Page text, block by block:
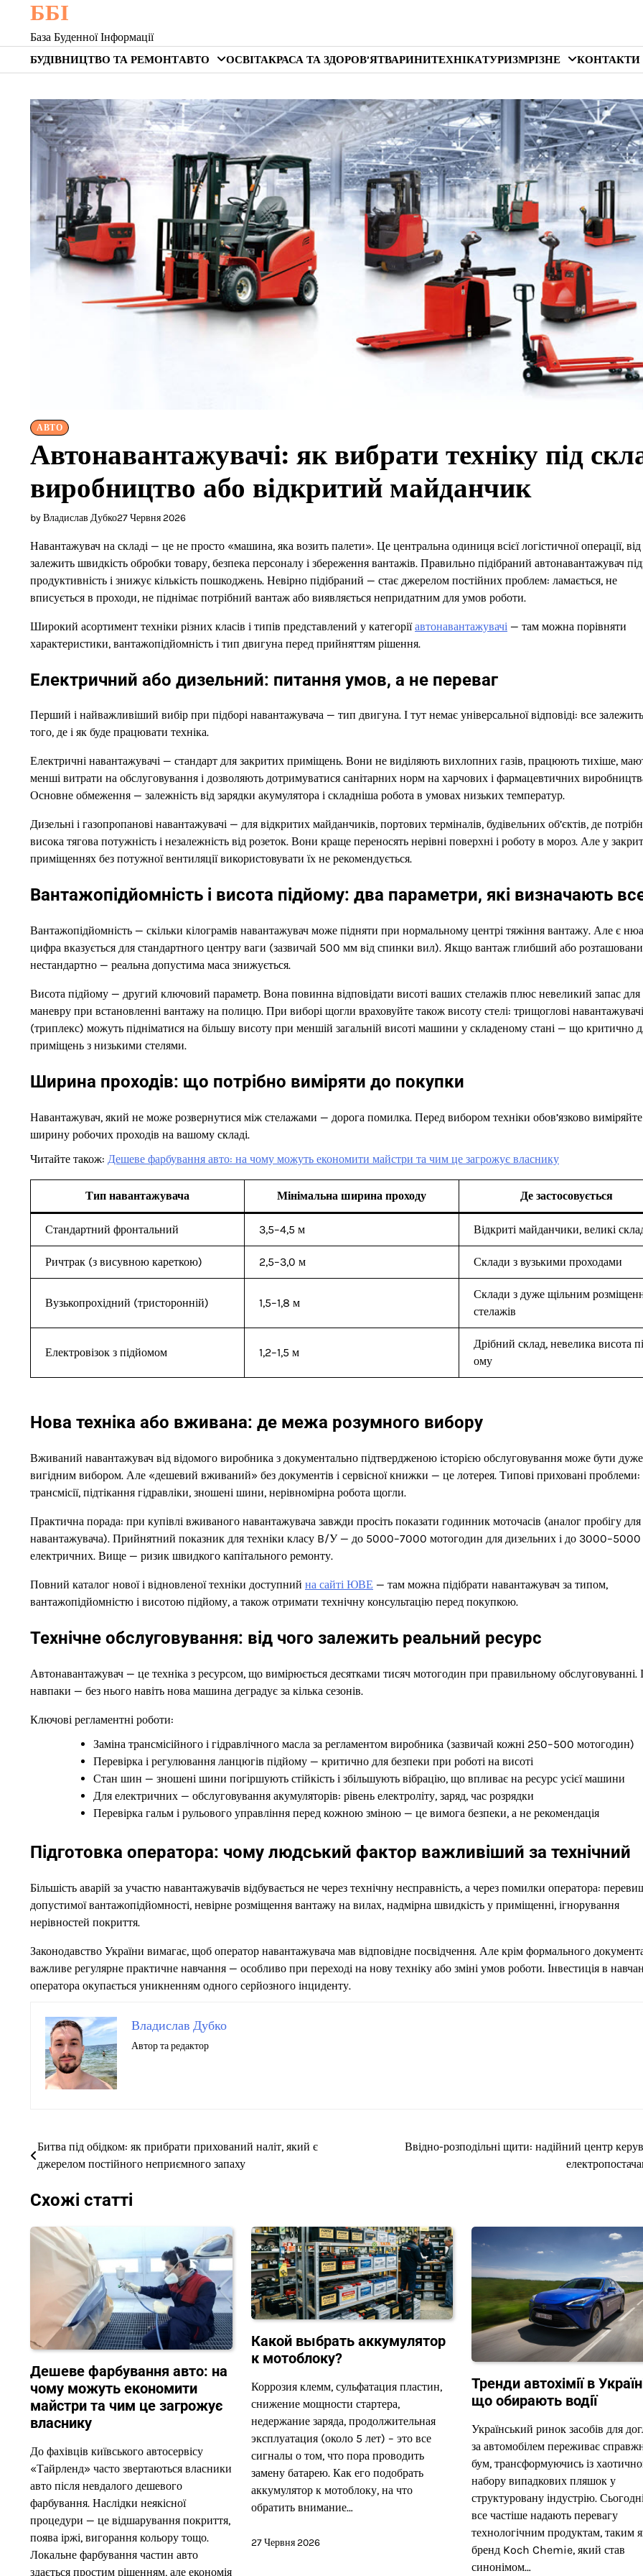
content
ББІ
База Буденної Інформації
БУДІВНИЦТВО ТА РЕМОНТАВТО ОСВІТАКРАСА ТА ЗДОРОВ’ЯТВАРИНИТЕХНІКАТУРИЗМРІЗНЕ КОНТАКТИ
АВТО
Автонавантажувачі: як вибрати техніку під
виробництво або відкритий майданчик
by Владислав Дубко27 Червня 2026
Навантажувач на складі — це не просто «машина, яка возить палети». Це центральна одиниця всієї логістичної операції, від
залежить швидкість обробки товару, безпека персоналу і збереження вантажів. Правильно підібраний автонавантажувач
продуктивність і знижує кількість пошкоджень. Невірно підібраний — стає джерелом постійних проблем: ламається, не
вписується в проходи, не піднімає потрібний вантаж або виявляється непридатним для умов роботи.
Широкий асортимент техніки різних класів і типів представлений у категоріїавтонавантажувачі — там можна порівняти
характеристики, вантажопідйомність і тип двигуна перед прийняттям рішення.
Електричний або дизельний: питання умов, а не переваг
Перший і найважливіший вибір при підборі навантажувача — тип двигуна. І тут немає універсальної відповіді: все
того, де і як буде працювати техніка.
Електричні навантажувачі — стандарт для закритих приміщень. Вони не виділяють вихлопних газів, працюють тихіше,
менші витрати на обслуговування і дозволяють дотримуватися санітарних норм на харчових і фармацевтичних
Основне обмеження — залежність від зарядки акумулятора і складніша робота в умовах низьких температур.
Дизельні і газопропанові навантажувачі — для відкритих майданчиків, портових терміналів, будівельних об’єктів, де
висока тягова потужність і незалежність від розеток. Вони краще переносять нерівні поверхні і роботу в мороз. Але у
приміщеннях без потужної вентиляції використовувати їх не рекомендується.
Вантажопідйомність і висота підйому: два параметри, які визначають
Вантажопідйомність — скільки кілограмів навантажувач може підняти при нормальному центрі тяжіння вантажу. Але є
цифра вказується для стандартного центру ваги (зазвичай 500 мм від спинки вил). Якщо вантаж глибший або
нестандартно — реальна допустима маса знижується.
Висота підйому — другий ключовий параметр. Вона повинна відповідати висоті ваших стелажів плюс невеликий запас для
маневру при встановленні вантажу на полицю. При виборі щогли враховуйте також висоту стелі: трищоглові навантажувачі
(триплекс) можуть підніматися на більшу висоту при меншій загальній висоті машини у складеному стані — що критично
приміщень з низькими стелями.
Ширина проходів: що потрібно виміряти до покупки
Навантажувач, який не може розвернутися між стелажами — дорога помилка. Перед вибором техніки обов’язково виміряйте
ширину робочих проходів на вашому складі.
Читайте також: Дешеве фарбування авто: на чому можуть економити майстри та чим це загрожує власнику
Тип навантажувача Мінімальна ширина проходу Де застосовується
Стандартний фронтальний 3,5–4,5 м Відкриті майданчики, великі
Ричтрак (з висувною кареткою) 2,5–3,0 м Склади з вузькими проходами
Вузькопрохідний (тристоронній) 1,5–1,8 м
Склади з дуже щільним
стелажів
Електровізок з підйомом 1,2–1,5 м
Дрібний склад, невелика висота
ому
Нова техніка або вживана: де межа розумного вибору
Вживаний навантажувач від відомого виробника з документально підтвердженою історією обслуговування може бути дуже
вигідним вибором. Але «дешевий вживаний» без документів і сервісної книжки — це лотерея. Типові приховані проблеми:
трансмісії, підтікання гідравліки, зношені шини, нерівномірна робота щогли.
Практична порада: при купівлі вживаного навантажувача завжди просіть показати годинник моточасів (аналог пробігу для
навантажувача). Прийнятний показник для техніки класу B/У — до 5000–7000 мотогодин для дизельних і до 3000–5000
електричних. Вище — ризик швидкого капітального ремонту.
Повний каталог нової і відновленої техніки доступний на сайті ЮВЕ — там можна підібрати навантажувач за типом,
вантажопідйомністю і висотою підйому, а також отримати технічну консультацію перед покупкою.
Технічне обслуговування: від чого залежить реальний ресурс
Автонавантажувач — це техніка з ресурсом, що вимірюється десятками тисяч мотогодин при правильному обслуговуванні. І
навпаки — без нього навіть нова машина деградує за кілька сезонів.
Ключові регламентні роботи:
Заміна трансмісійного і гідравлічного масла за регламентом виробника (зазвичай кожні 250–500 мотогодин)
Перевірка і регулювання ланцюгів підйому — критично для безпеки при роботі на висоті
Стан шин — зношені шини погіршують стійкість і збільшують вібрацію, що впливає на ресурс усієї машини
Для електричних — обслуговування акумуляторів: рівень електроліту, заряд, час розрядки
Перевірка гальм і рульового управління перед кожною зміною — це вимога безпеки, а не рекомендація
Підготовка оператора: чому людський фактор важливіший за технічний
Більшість аварій за участю навантажувачів відбувається не через технічну несправність, а через помилки оператора:
допустимої вантажопідйомності, невірне розміщення вантажу на вилах, надмірна швидкість у приміщенні, ігнорування
нерівностей покриття.
Законодавство України вимагає, щоб оператор навантажувача мав відповідне посвідчення. Але крім формального
важливе регулярне практичне навчання — особливо при переході на нову техніку або зміні умов роботи. Інвестиція в
оператора окупається уникненням одного серйозного інциденту.
Владислав Дубко
Автор та редактор
Навігація
записів
Битва під обідком: як прибрати прихований наліт, який є
джерелом постійного неприємного запаху
Ввідно-розподільні щити: надійний центр
Схожі статті
Дешеве фарбування авто: на
чому можуть економити
майстри та чим це загрожує
власнику
До фахівців київського автосервісу
«Тайрленд» часто звертаються власники
авто після невдалого дешевого
фарбування. Наслідки неякісної
процедури — це відшарування покриття,
поява іржі, вигорання кольору тощо.
Локальне фарбування частин авто
здається простим рішенням, але економія
Какой выбрать аккумулятор
к мотоблоку?
Коррозия клемм, сульфатация пластин,
снижение мощности стартера,
недержание заряда, продолжительная
эксплуатация (около 5 лет) – это все
сигналы о том, что пора проводить
замену батарею. Как его подобрать
аккумулятор к мотоблоку, на что
обратить внимание…
27 Червня 2026
Тренди автохімії в
що обирають водії
Український ринок засобів для
за автомобілем переживає
бум, трансформуючись із
набору випадкових пляшок у
структуровану індустрію.
все частіше надають перевагу
технологічним продуктам, таким
бренд Koch Chemie, який став
синонімом…